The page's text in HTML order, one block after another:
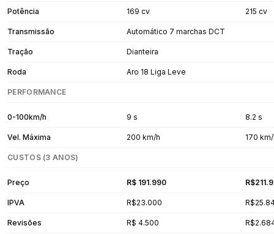
Potência 169 cv 215 cv
Transmissão Automático 7 marchas DCT
Tração Dianteira
Roda Aro 18 Liga Leve
PERFORMANCE
0-100km/h 9 s 8.2 s
Vel. Máxima 200 km/h 170
CUSTOS (3 ANOS)
Preço R$ 191.990
IPVA R$23.000
Revisões R$ 4.500